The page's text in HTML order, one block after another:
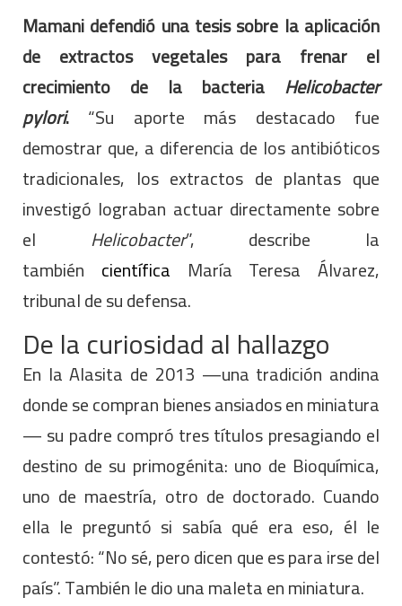
Mamani defendió una tesis sobre la aplicación
de extractos vegetales para frenar el
crecimiento de la bacteria Helicobacter
pylori. “Su aporte más destacado fue
demostrar que, a diferencia de los antibióticos
tradicionales, los extractos de plantas que
investigó lograban actuar directamente sobre
el Helicobacter”, describe la
también científica María Teresa Álvarez,
tribunal de su defensa.
De la curiosidad al hallazgo
En la Alasita de 2013 —una tradición andina
donde se compran bienes ansiados en miniatura
— su padre compró tres títulos presagiando el
destino de su primogénita: uno de Bioquímica,
uno de maestría, otro de doctorado. Cuando
ella le preguntó si sabía qué era eso, él le
contestó: “No sé, pero dicen que es para irse del
país”. También le dio una maleta en miniatura.